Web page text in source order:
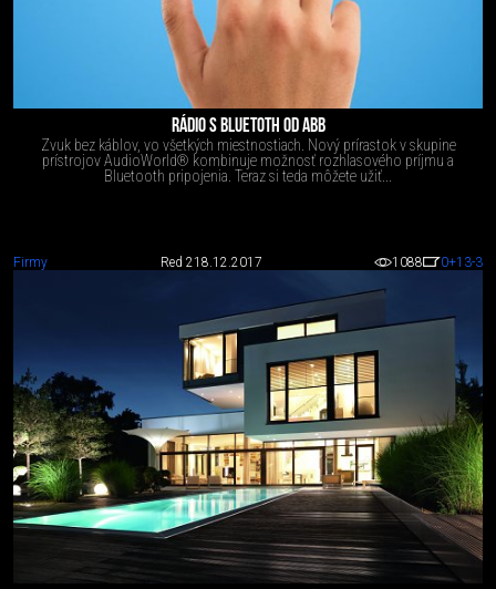
RÁDIO S BLUETOTH OD ABB
Zvuk bez káblov, vo všetkých miestnostiach. Nový prírastok v skupine
prístrojov AudioWorld® kombinuje možnosť rozhlasového príjmu a
Bluetooth pripojenia. Teraz si teda môžete užiť...
Firmy Red 218.12.2017 1088 0+13-3